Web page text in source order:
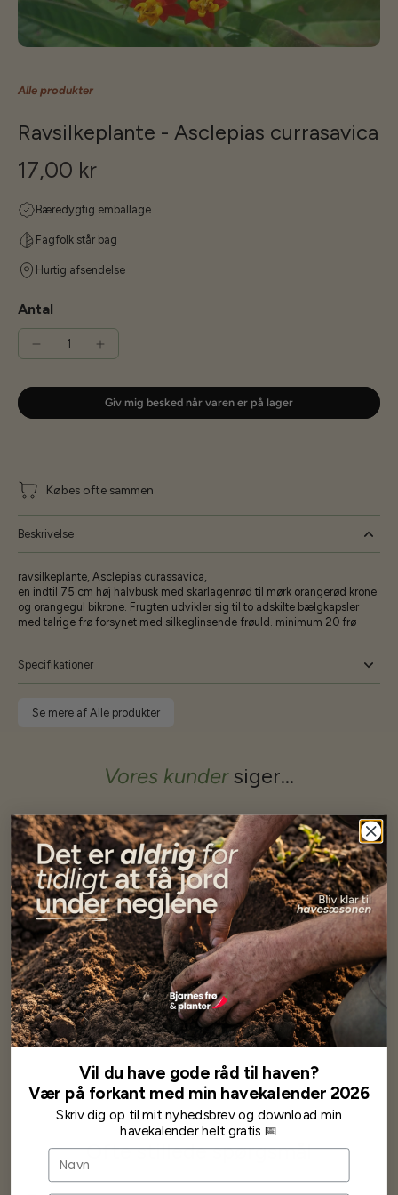
Alle produkter
Ravsilkeplante - Asclepias currasavica
17,00 kr
Bæredygtig emballage
Fagfolk står bag
Hurtig afsendelse
Antal
Giv mig besked når varen er på lager
Købes ofte sammen
Beskrivelse
ravsilkeplante, Asclepias curassavica,
en indtil 75 cm høj halvbusk med skarlagenrød til mørk orangerød krone
og orangegul bikrone. Frugten udvikler sig til to adskilte bælgkapsler
med talrige frø forsynet med silkeglinsende frøuld. minimum 20 frø
Specifikationer
Se mere af Alle produkter
Vores kundersiger...
Har altid kun mødt god vejledning og hjælp fra Barney (Bjarne)
Har lige i går modtaget de fineste asparges kroner med posten
wauw en god kvalitet og størrelse.
Som skrevet før når jeg har skrevet med Bjarne har jeg altid mødt
venlighed og god service.
Jeg vil klart anbefale andre at købe her fra
Karsten Larsen
Ofte stillede spørgsmål
Vil du have gode råd til haven?
Vær på forkant med min havekalender 2026
Skriv dig op til mit nyhedsbrev og download min
havekalender helt gratis 📅
Navn